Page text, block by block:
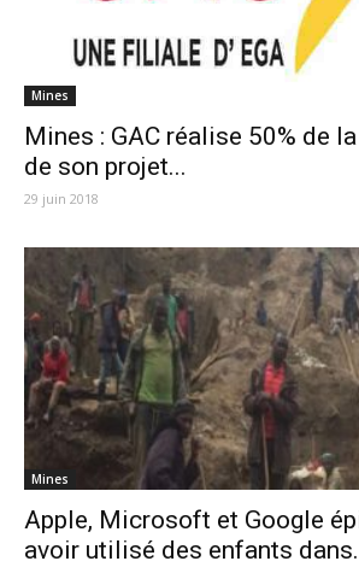
Mines
Mines : GAC réalise 50% de
de son projet...
29 juin 2018
Mines
Apple, Microsoft et Google
avoir utilisé des enfants